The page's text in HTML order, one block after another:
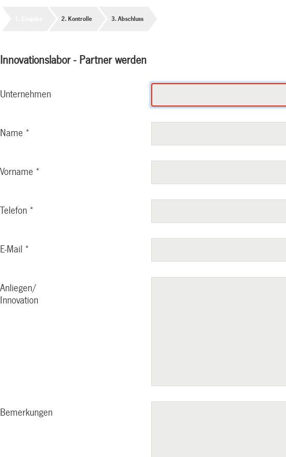
Kontrolle Abschluss
Innovationslabor - Partner werden
Unternehmen
Name *
Vorname *
Telefon *
E-Mail *
Anliegen/
Innovation
Bemerkungen